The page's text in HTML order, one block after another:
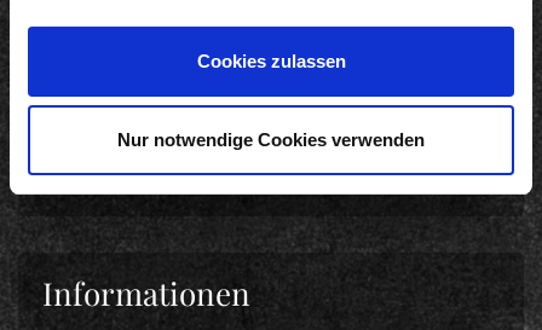
Cookies zulassen
Nur notwendige Cookies verwenden
18.03.2026
Informationen